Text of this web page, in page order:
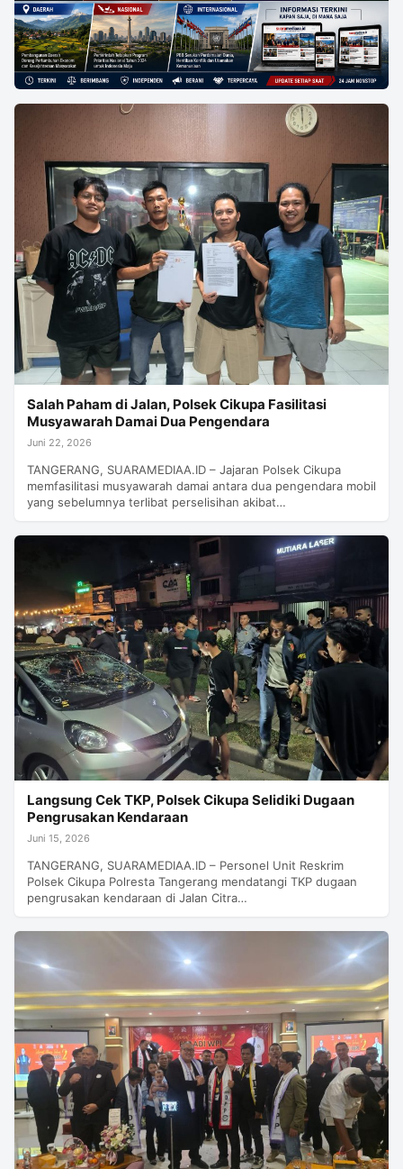
Salah Paham di Jalan, Polsek Cikupa Fasilitasi
Musyawarah Damai Dua Pengendara
Juni 22, 2026
TANGERANG, SUARAMEDIAA.ID – Jajaran Polsek Cikupa
memfasilitasi musyawarah damai antara dua pengendara mobil
yang sebelumnya terlibat perselisihan akibat…
Langsung Cek TKP, Polsek Cikupa Selidiki Dugaan
Pengrusakan Kendaraan
Juni 15, 2026
TANGERANG, SUARAMEDIAA.ID – Personel Unit Reskrim
Polsek Cikupa Polresta Tangerang mendatangi TKP dugaan
pengrusakan kendaraan di Jalan Citra…